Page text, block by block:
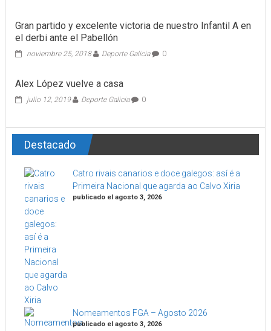
Gran partido y excelente victoria de nuestro Infantil A en
el derbi ante el Pabellón
noviembre 25, 2018 Deporte Galicia 0
Alex López vuelve a casa
julio 12, 2019 Deporte Galicia 0
Destacado
Catro rivais canarios e doce galegos: así é a
Primeira Nacional que agarda ao Calvo Xiria
publicado el agosto 3, 2026
Nomeamentos FGA – Agosto 2026
publicado el agosto 3, 2026